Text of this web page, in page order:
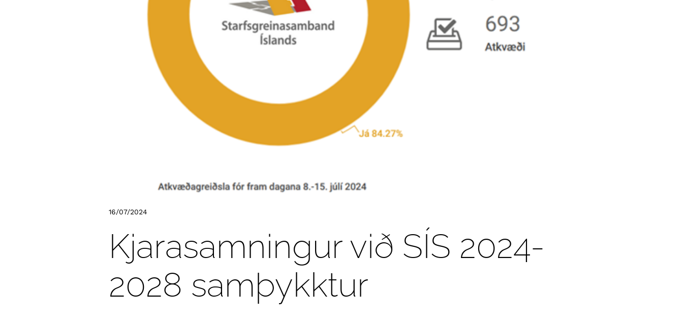
16/07/2024
Kjarasamningur við SÍS 2024-
2028 samþykktur